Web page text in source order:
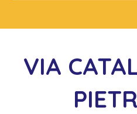
VIA